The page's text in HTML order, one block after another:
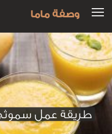
وصفة ماما
طريقة عمل